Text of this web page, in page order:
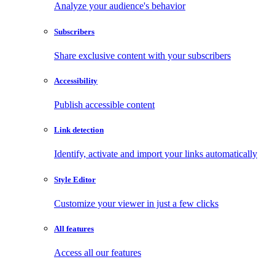
Analyze your audience's behavior
Subscribers
Share exclusive content with your subscribers
Accessibility
Publish accessible content
Link detection
Identify, activate and import your links automatically
Style Editor
Customize your viewer in just a few clicks
All features
Access all our features